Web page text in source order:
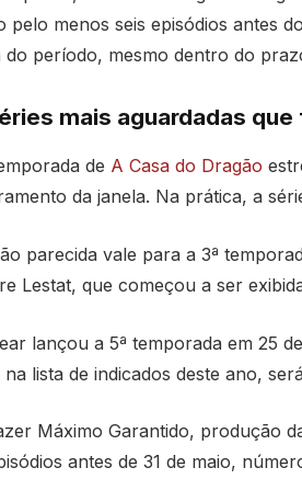
pelo menos seis episódios antes
do período, mesmo dentro do
mais aguardadas
de A Casa do Dragão
da janela. Na prática, a
parecida vale para a 3ª
Lestat, que começou a ser
lançou a 5ª temporada em 25
lista de indicados deste ano,
Máximo Garantido, produção
antes de 31 de maio,